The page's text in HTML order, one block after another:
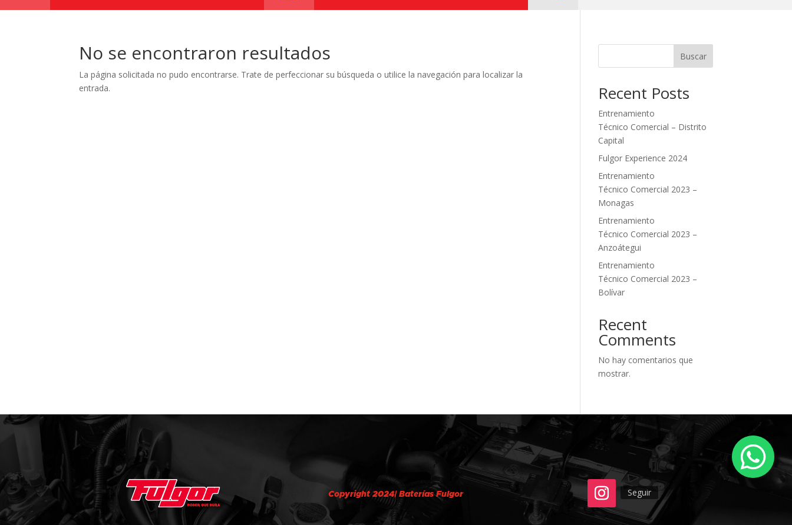
No se encontraron resultados
La página solicitada no pudo encontrarse. Trate de perfeccionar su búsqueda o utilice la navegación para localizar la
entrada.
Buscar
Recent Posts
Entrenamiento
Técnico Comercial – Distrito
Capital
Fulgor Experience 2024
Entrenamiento
Técnico Comercial 2023 –
Monagas
Entrenamiento
Técnico Comercial 2023 –
Anzoátegui
Entrenamiento
Técnico Comercial 2023 –
Bolívar
Recent
Comments
No hay comentarios que
mostrar.
Copyright 2024| Baterías Fulgor Seguir